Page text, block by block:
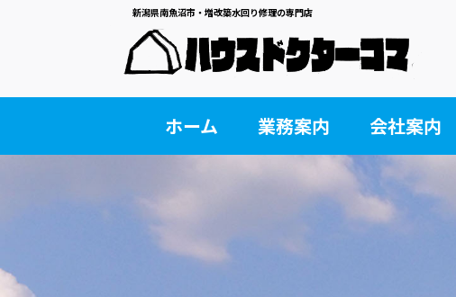
新潟県南魚沼市・増改築水回り修理の専門店
ホーム 業務案内 会社案内